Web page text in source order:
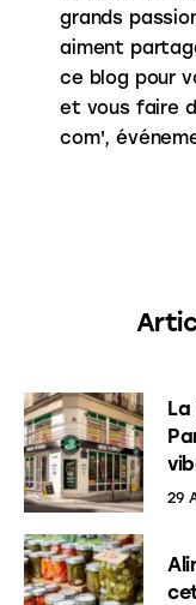
grands
aiment
ce blog pour
et vous faire
com',
29